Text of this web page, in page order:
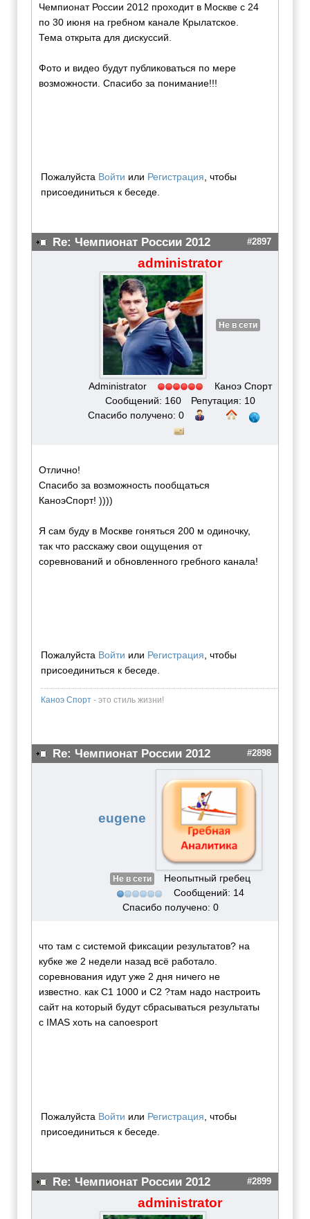
Чемпионат России 2012 проходит в Москве с 24
по 30 июня на гребном канале Крылатское.
Тема открыта для дискуссий.
Фото и видео будут публиковаться по мере
возможности. Спасибо за понимание!!!
Пожалуйста Войти или Регистрация , чтобы
присоединиться к беседе.
Re: Чемпионат России 2012 #2897
administrator
Не в сети
Administrator
Каноэ Спорт
Сообщений: 160
Репутация: 10
Спасибо получено: 0
Отлично!
Спасибо за возможность пообщаться
КаноэСпорт! ))))
Я сам буду в Москве гоняться 200 м одиночку,
так что расскажу свои ощущения от
соревнований и обновленного гребного канала!
Пожалуйста Войти или Регистрация , чтобы
присоединиться к беседе.
Каноэ Спорт - это стиль жизни!
Re: Чемпионат России 2012 #2898
eugene
Не в сети
Неопытный гребец
Сообщений: 14
Спасибо получено: 0
что там с системой фиксации результатов? на
кубке же 2 недели назад всё работало.
соревнования идут уже 2 дня ничего не
известно. как С1 1000 и С2 ?там надо настроить
сайт на который будут сбрасываться результаты
с IMAS хоть на canoesport
Пожалуйста Войти или Регистрация , чтобы
присоединиться к беседе.
Re: Чемпионат России 2012 #2899
administrator